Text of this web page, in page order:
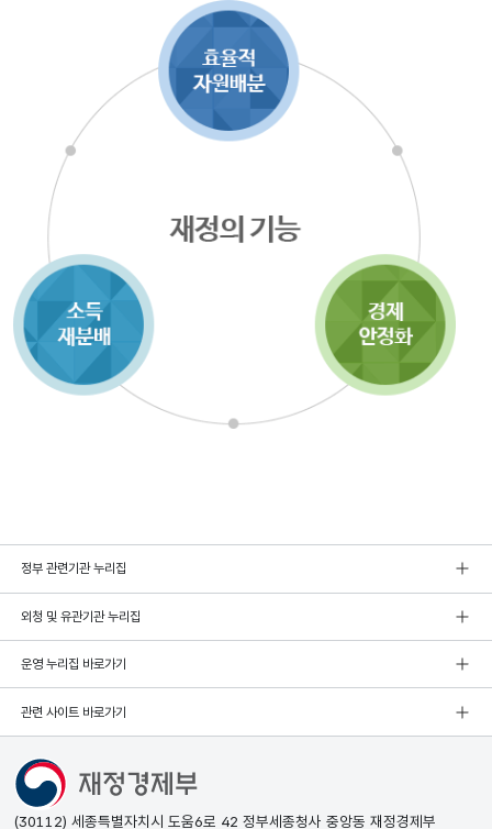
정부 관련기관 누리집
외청 및 유관기관 누리집
운영 누리집 바로가기
관련 사이트 바로가기
(30112) 세종특별자치시 도움6로 42 정부세종청사 중앙동 재정경제부